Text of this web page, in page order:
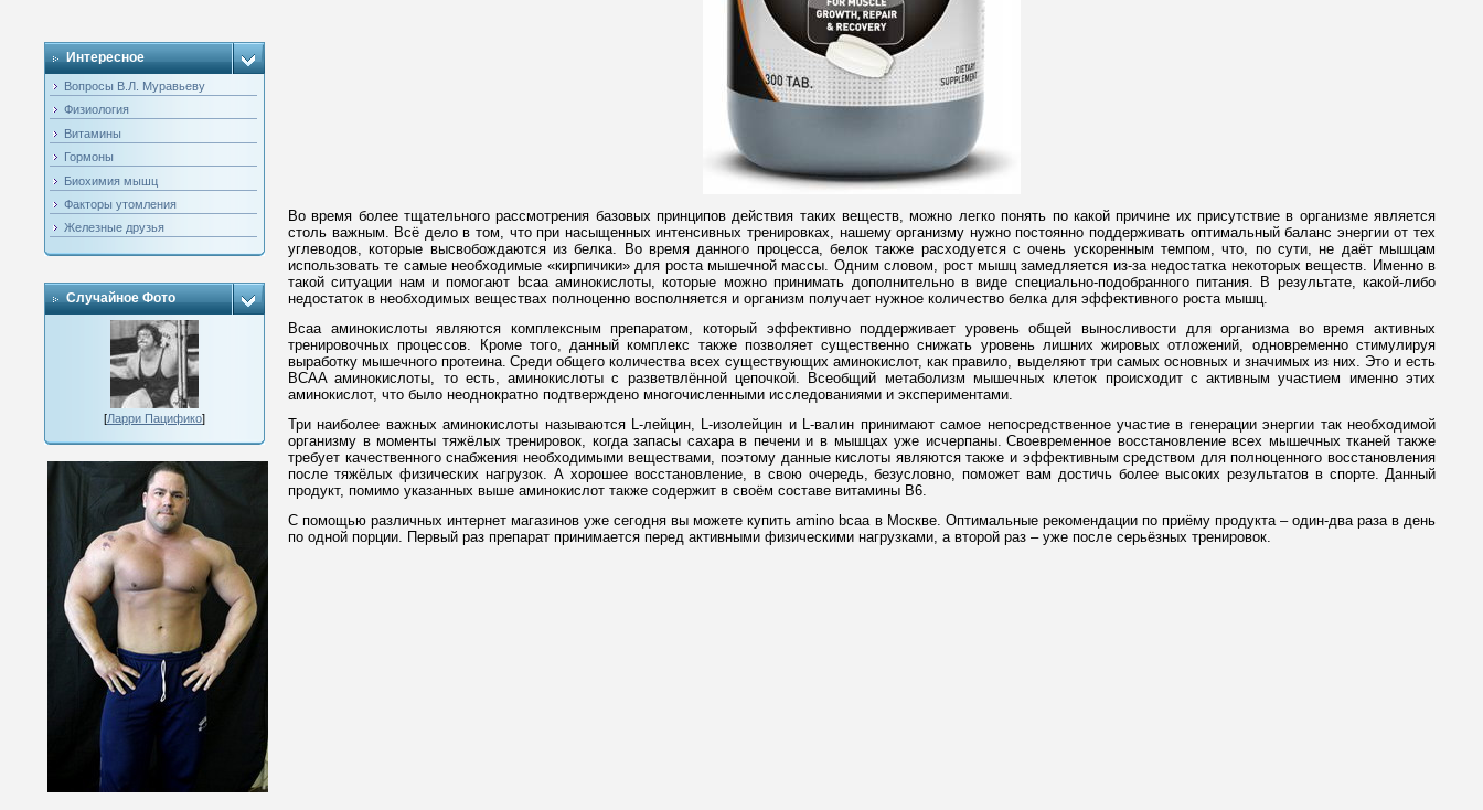
Интересное
Вопросы В.Л. Муравьеву
Физиология
Витамины
Гормоны
Биохимия мышц
Факторы утомления
Железные друзья
Случайное Фото
[Ларри Пацифико]
Во время более тщательного рассмотрения базовых принципов действия таких веществ, можно легко понять по какой причине их присутствие в организме является
столь важным. Всё дело в том, что при насыщенных интенсивных тренировках, нашему организму нужно постоянно поддерживать оптимальный баланс энергии от тех
углеводов, которые высвобождаются из белка. Во время данного процесса, белок также расходуется с очень ускоренным темпом, что, по сути, не даёт мышцам
использовать те самые необходимые «кирпичики» для роста мышечной массы. Одним словом, рост мышц замедляется из-за недостатка некоторых веществ. Именно в
такой ситуации нам и помогают bcaa аминокислоты, которые можно принимать дополнительно в виде специально-подобранного питания. В результате, какой-либо
недостаток в необходимых веществах полноценно восполняется и организм получает нужное количество белка для эффективного роста мышц.
Bcaa аминокислоты являются комплексным препаратом, который эффективно поддерживает уровень общей выносливости для организма во время активных
тренировочных процессов. Кроме того, данный комплекс также позволяет существенно снижать уровень лишних жировых отложений, одновременно стимулируя
выработку мышечного протеина. Среди общего количества всех существующих аминокислот, как правило, выделяют три самых основных и значимых из них. Это и есть
BCAA аминокислоты, то есть, аминокислоты с разветвлённой цепочкой. Всеобщий метаболизм мышечных клеток происходит с активным участием именно этих
аминокислот, что было неоднократно подтверждено многочисленными исследованиями и экспериментами.
Три наиболее важных аминокислоты называются L-лейцин, L-изолейцин и L-валин принимают самое непосредственное участие в генерации энергии так необходимой
организму в моменты тяжёлых тренировок, когда запасы сахара в печени и в мышцах уже исчерпаны. Своевременное восстановление всех мышечных тканей также
требует качественного снабжения необходимыми веществами, поэтому данные кислоты являются также и эффективным средством для полноценного восстановления
после тяжёлых физических нагрузок. А хорошее восстановление, в свою очередь, безусловно, поможет вам достичь более высоких результатов в спорте. Данный
продукт, помимо указанных выше аминокислот также содержит в своём составе витамины B6.
С помощью различных интернет магазинов уже сегодня вы можете купить amino bcaa в Москве. Оптимальные рекомендации по приёму продукта – один-два раза в день
по одной порции. Первый раз препарат принимается перед активными физическими нагрузками, а второй раз – уже после серьёзных тренировок.